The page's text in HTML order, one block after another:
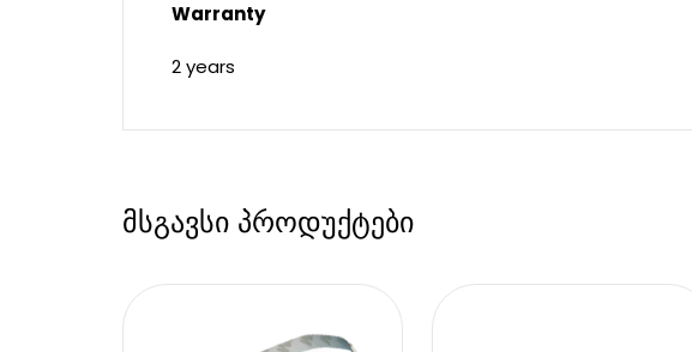
Warranty
2 years
მსგავსი პროდუქტები